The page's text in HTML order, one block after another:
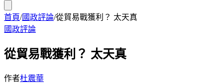
首頁/國政評論/從貿易戰獲利？ 太天真
國政評論
從貿易戰獲利？ 太天真
作者杜震華